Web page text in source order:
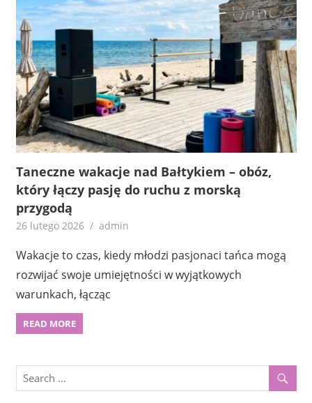
Taneczne wakacje nad Bałtykiem – obóz,
który łączy pasję do ruchu z morską
przygodą
26 lutego 2026 admin
Wakacje to czas, kiedy młodzi pasjonaci tańca mogą
rozwijać swoje umiejętności w wyjątkowych
warunkach, łącząc
READ MORE